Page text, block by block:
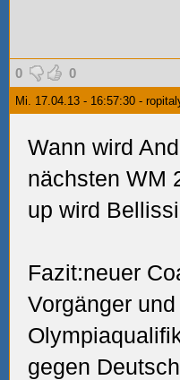
0 0
Mi. 17.04.13 - 16:57:30 -
Wann wird
nächsten WM
up wird
Fazit:neuer
Vorgänger
gegen